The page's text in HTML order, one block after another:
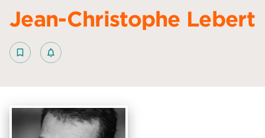
Jean-Christophe Lebert
bookmark_border notifications_none_outlined